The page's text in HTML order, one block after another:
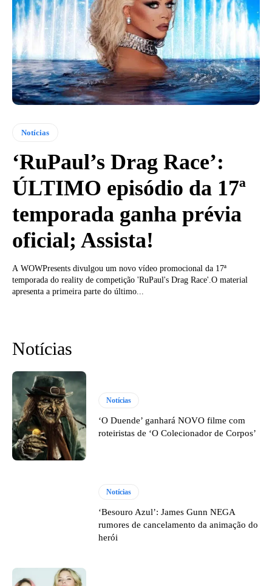
Notícias
‘RuPaul’s Drag Race’:
ÚLTIMO episódio da 17ª
temporada ganha prévia
oficial; Assista!
A WOWPresents divulgou um novo vídeo promocional da 17ª
temporada do reality de competição 'RuPaul's Drag Race'.O material
apresenta a primeira parte do último...
Notícias
Notícias
‘O Duende’ ganhará NOVO filme com
roteiristas de ‘O Colecionador de Corpos’
Notícias
‘Besouro Azul’: James Gunn NEGA
rumores de cancelamento da animação do
herói